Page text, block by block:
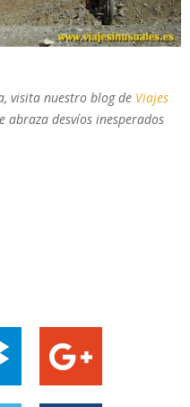
visita nuestro blog de Viajes
abraza desvíos inesperados